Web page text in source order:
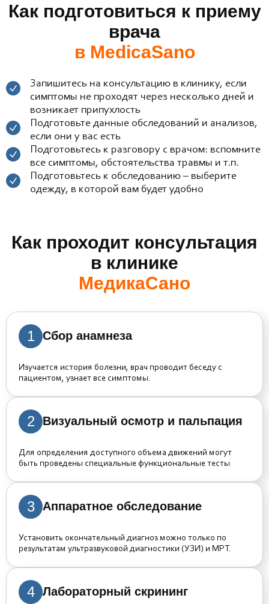
Как подготовиться к приему
врача
в MedicaSano
Запишитесь на консультацию в клинику, если
симптомы не проходят через несколько дней и
возникает припухлость
Подготовьте данные обследований и анализов,
если они у вас есть
Подготовьтесь к разговору с врачом: вспомните
все симптомы, обстоятельства травмы и т.п.
Подготовьтесь к обследованию – выберите
одежду, в которой вам будет удобно
Как проходит консультация
в клинике
МедикаСано
1 Сбор анамнеза
Изучается история болезни, врач проводит беседу с
пациентом, узнает все симптомы.
2 Визуальный осмотр и пальпация
Для определения доступного объема движений могут
быть проведены специальные функциональные тесты
3 Аппаратное обследование
Установить окончательный диагноз можно только по
результатам ультразвуковой диагностики (УЗИ) и МРТ.
4 Лабораторный скрининг